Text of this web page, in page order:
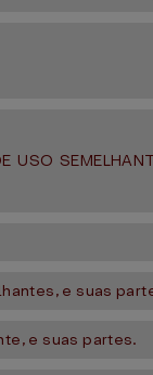
USO
e suas
e suas partes.